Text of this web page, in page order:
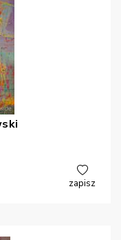
zapisz